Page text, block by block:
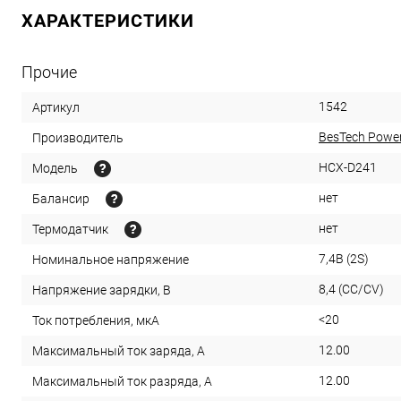
ХАРАКТЕРИСТИКИ
Прочие
Артикул 1542
Производитель BesTech
Модель HCX-D241
Балансир нет
Термодатчик нет
Номинальное напряжение 7,4В (2S)
Напряжение зарядки, В 8,4 (CC/CV)
Ток потребления, мкА <20
Максимальный ток заряда, А 12.00
Максимальный ток разряда, А 12.00